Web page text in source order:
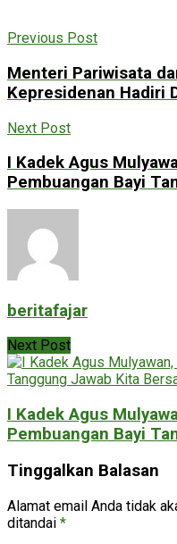
Previous Post
Menteri Pariwisata
Kepresidenan Hadiri
Next Post
I Kadek Agus
Pembuangan Bayi
beritafajar
Next Post
I Kadek Agus
Pembuangan Bayi
Tinggalkan Balasan
Alamat email Anda tidak
ditandai *